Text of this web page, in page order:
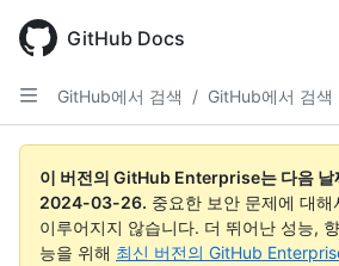
main
content
GitHub Docs
GitHub에서 검색 / GitHub에서 검색
이 버전의 GitHub Enterprise는 다음 날
2024-03-26. 중요한 보안 문제에 대
이루어지지 않습니다. 더 뛰어난 성능,
능을 위해 최신 버전의 GitHub